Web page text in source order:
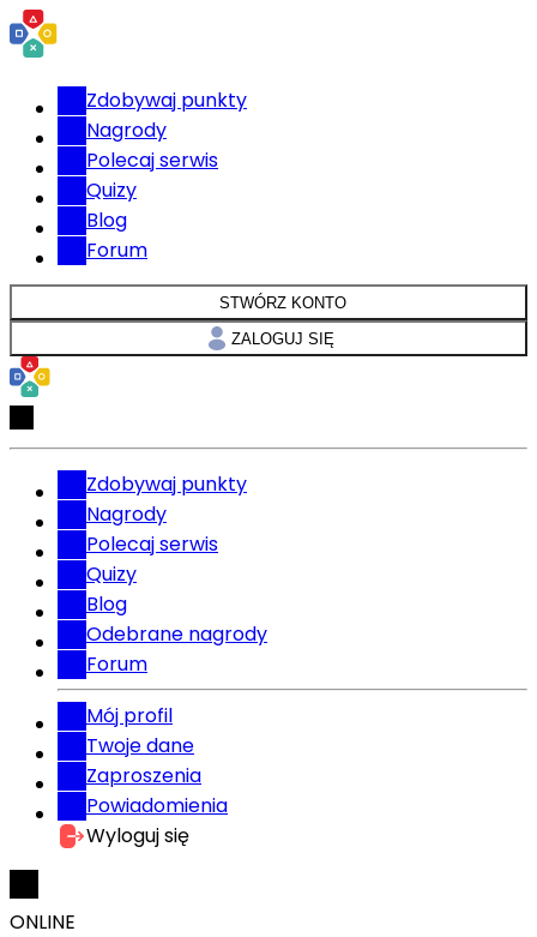
Zdobywaj punkty
Nagrody
Polecaj serwis
Quizy
Blog
Forum
STWÓRZ KONTO
ZALOGUJ SIĘ
Zdobywaj punkty
Nagrody
Polecaj serwis
Quizy
Blog
Odebrane nagrody
Forum
Mój profil
Twoje dane
Zaproszenia
Powiadomienia
Wyloguj się
ONLINE